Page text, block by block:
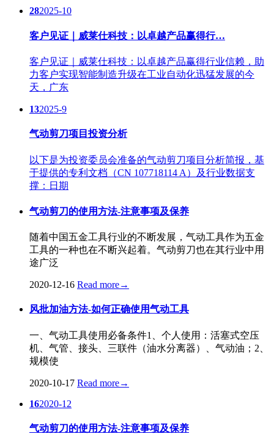
282025-10
客户见证｜威莱仕科技：以卓越产品赢得行…
客户见证｜威莱仕科技：以卓越产品赢得行业信赖，助
力客户实现智能制造升级在工业自动化迅猛发展的今
天，广东
132025-9
气动剪刀项目投资分析
以下是为投资委员会准备的气动剪刀项目分析简报，基
于提供的专利文档（CN 107718114 A）及行业数据支
撑：日期
气动剪刀的使用方法-注意事项及保养
随着中国五金工具行业的不断发展，气动工具作为五金
工具的一种也在不断兴起着。气动剪刀也在其行业中用
途广泛
2020-12-16 Read more→
风批加油方法-如何正确使用气动工具
一、气动工具使用必备条件1、个人使用：活塞式空压
机、气管、接头、三联件（油水分离器）、气动油；2、
规模使
2020-10-17 Read more→
162020-12
气动剪刀的使用方法-注意事项及保养